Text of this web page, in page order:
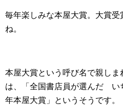
毎年楽しみな本屋大賞。大賞受
ね。
本屋大賞という呼び名で親し
は、「全国書店員が選んだ
年本屋大賞」というそうです。